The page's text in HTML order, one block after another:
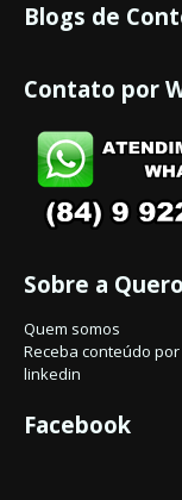
Blogs de
Contato por
Sobre a
Quem somos
Receba conteúdo
linkedin
Facebook